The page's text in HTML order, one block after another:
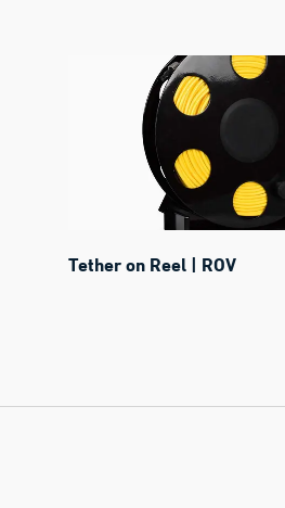
Tether on Reel | ROV